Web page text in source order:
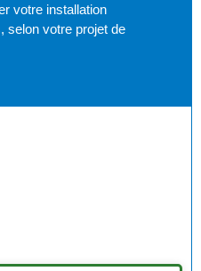
votre installation
selon votre projet de